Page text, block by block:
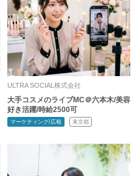
ULTRA SOCIAL株式会社
大手コスメのライブMC＠六本木/美容
好き活躍/時給2500可
マーケティング/広報 東京都